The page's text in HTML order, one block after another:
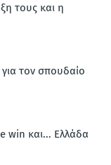
τους και η
τον σπουδαίο
win και... Ελλάδα